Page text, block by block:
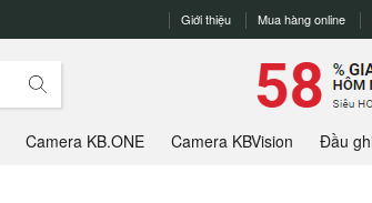
Giới thiệu Mua hàng online
Camera KB.ONE Camera KBVision Đầu